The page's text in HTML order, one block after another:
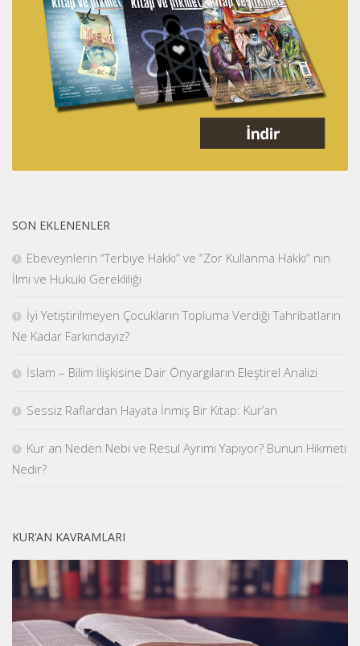
SON EKLENENLER
Ebeveynlerin “Terbiye Hakkı” ve “Zor Kullanma Hakkı” nın
İlmi ve Hukuki Gerekliliği
İyi Yetiştirilmeyen Çocukların Topluma Verdiği Tahribatların
Ne Kadar Farkındayız?
İslam – Bilim İlişkisine Dair Önyargıların Eleştirel Analizi
Sessiz Raflardan Hayata İnmiş Bir Kitap: Kur’an
Kur an Neden Nebi ve Resul Ayrımı Yapıyor? Bunun Hikmeti
Nedir?
KUR’AN KAVRAMLARI